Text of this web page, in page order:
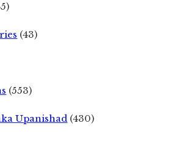
(43)
(553)
Upanishad (430)